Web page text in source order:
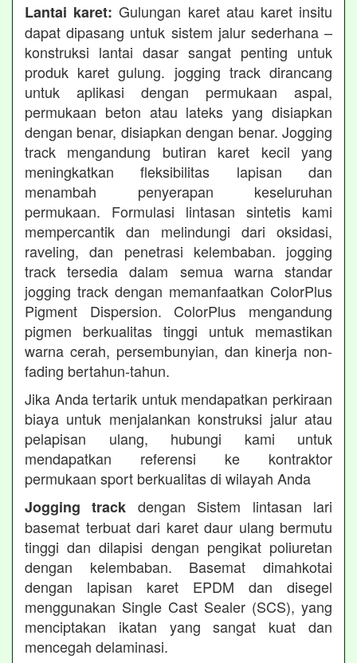
Lantai karet: Gulungan karet atau karet insitu
dapat dipasang untuk sistem jalur sederhana –
konstruksi lantai dasar sangat penting untuk
produk karet gulung. jogging track dirancang
untuk aplikasi dengan permukaan aspal,
permukaan beton atau lateks yang disiapkan
dengan benar, disiapkan dengan benar. Jogging
track mengandung butiran karet kecil yang
meningkatkan fleksibilitas lapisan dan
menambah penyerapan keseluruhan
permukaan. Formulasi lintasan sintetis kami
mempercantik dan melindungi dari oksidasi,
raveling, dan penetrasi kelembaban. jogging
track tersedia dalam semua warna standar
jogging track dengan memanfaatkan ColorPlus
Pigment Dispersion. ColorPlus mengandung
pigmen berkualitas tinggi untuk memastikan
warna cerah, persembunyian, dan kinerja non-
fading bertahun-tahun.
Jika Anda tertarik untuk mendapatkan perkiraan
biaya untuk menjalankan konstruksi jalur atau
pelapisan ulang, hubungi kami untuk
mendapatkan referensi ke kontraktor
permukaan sport berkualitas di wilayah Anda
Jogging track dengan Sistem lintasan lari
basemat terbuat dari karet daur ulang bermutu
tinggi dan dilapisi dengan pengikat poliuretan
dengan kelembaban. Basemat dimahkotai
dengan lapisan karet EPDM dan disegel
menggunakan Single Cast Sealer (SCS), yang
menciptakan ikatan yang sangat kuat dan
mencegah delaminasi.